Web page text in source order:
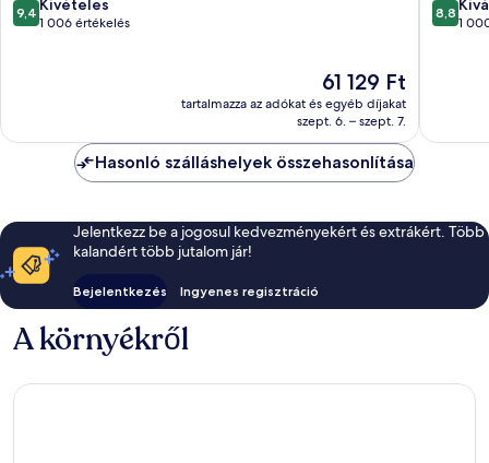
ennyiből:
9,4 Kivételes
1 006 értékelés
Az
ár
61 129 Ft
61 129 Ft
tartalmazza az adókat és egyéb díjakat
szept. 6. – szept. 7.
8,8
1
Hasonló szálláshelyek összehasonlítása
Jelentkezz be a jogosul kedvezményekért és extrákért. Több
kalandért több jutalom jár!
Bejelentkezés Ingyenes regisztráció
A környékről